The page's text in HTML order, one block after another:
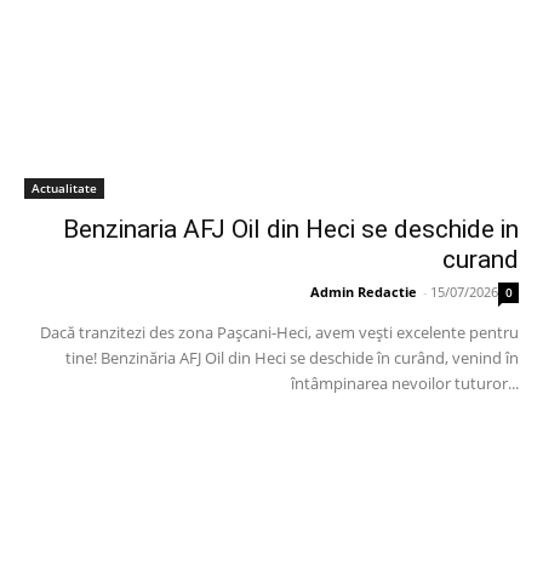
Actualitate
Benzinaria AFJ Oil din Heci se deschide in
curand
Admin Redactie - 15/07/2026 0
Dacă tranzitezi des zona Pașcani-Heci, avem vești excelente pentru
tine! Benzinăria AFJ Oil din Heci se deschide în curând, venind în
întâmpinarea nevoilor tuturor...